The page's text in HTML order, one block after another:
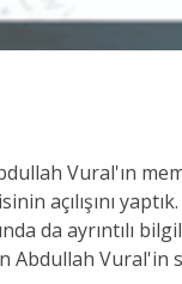
Vural'ın
açılışını
da ayrıntılı
Abdullah